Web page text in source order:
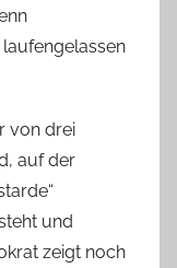
von drei
auf der
und
zeigt noch